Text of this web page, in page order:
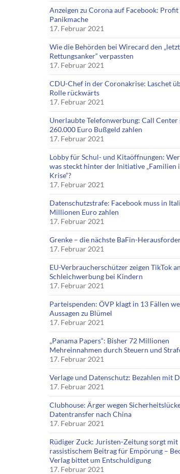
Anzeigen zu Corona auf Facebook:
Panikmache
17. Februar 2021
Wie die Behörden bei Wirecard den
Rettungsanker“ verpassten
17. Februar 2021
CDU-Chef in der Coronakrise: Laschet
Rolle rückwärts
17. Februar 2021
Unerlaubte Telefonwerbung: Call Center
260.000 Euro Bußgeld zahlen
17. Februar 2021
Lobby für Schul- und Kitaöffnungen:
was steckt hinter der Initiative „Familien
Krise“?
17. Februar 2021
Datenschutzstrafe: Facebook muss in
Millionen Euro zahlen
17. Februar 2021
Grenke – die nächste BaFin-
17. Februar 2021
EU-Verbraucherschützer zeigen TikTok
Schleichwerbung bei Kindern
17. Februar 2021
Parteispenden: ÖVP klagt in 13 Fällen
Aussagen zu Blümel
17. Februar 2021
„Panama Papers“: Bisher 72 Millionen
Mehreinnahmen durch Steuern und
17. Februar 2021
Verlage und Datenschutz: Bezahlen mit
17. Februar 2021
Clubhouse: Ärger wegen
Datentransfer nach China
17. Februar 2021
Rüdiger Zuck: Juristen-Zeitung sorgt mit
rassistischem Beitrag für Empörung –
Verlag bittet um Entschuldigung
17. Februar 2021